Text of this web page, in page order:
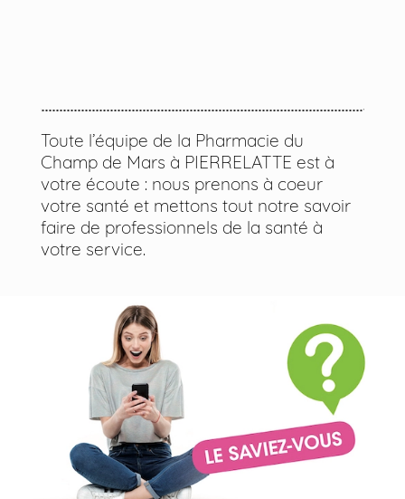
Toute l’équipe de la Pharmacie du
Champ de Mars à PIERRELATTE est à
votre écoute : nous prenons à coeur
votre santé et mettons tout notre savoir
faire de professionnels de la santé à
votre service.